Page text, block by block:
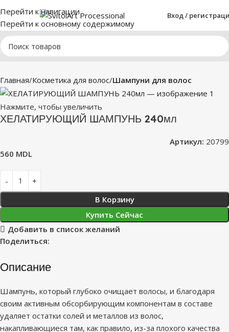
Перейти к навигации
Перейти к основному содержимому
Вход /
Главная Косметика для волос Шампуни для волос
Нажмите, чтобы увеличить
ХЕЛАТИРУЮЩИЙ ШАМПУНЬ 240мл
Артикул: 20799
560 MDL
В Корзину
Купить Сейчас
Добавить в список желаний
Поделиться:
Описание
Шампунь, который глубоко очищает волосы, и благодаря
своим активным обсорбирующим компонентам в составе
удаляет остатки солей и металлов из волос,
накапливающиеся там, как правило, из-за плохого качества